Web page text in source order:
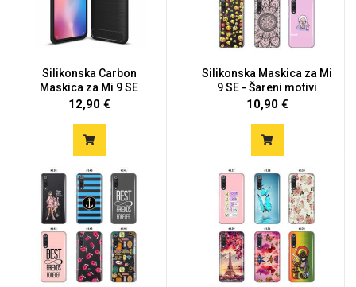
Silikonska Carbon
Maskica za Mi 9 SE
12,90 €
Silikonska Maskica za Mi
9 SE - Šareni motivi
10,90 €